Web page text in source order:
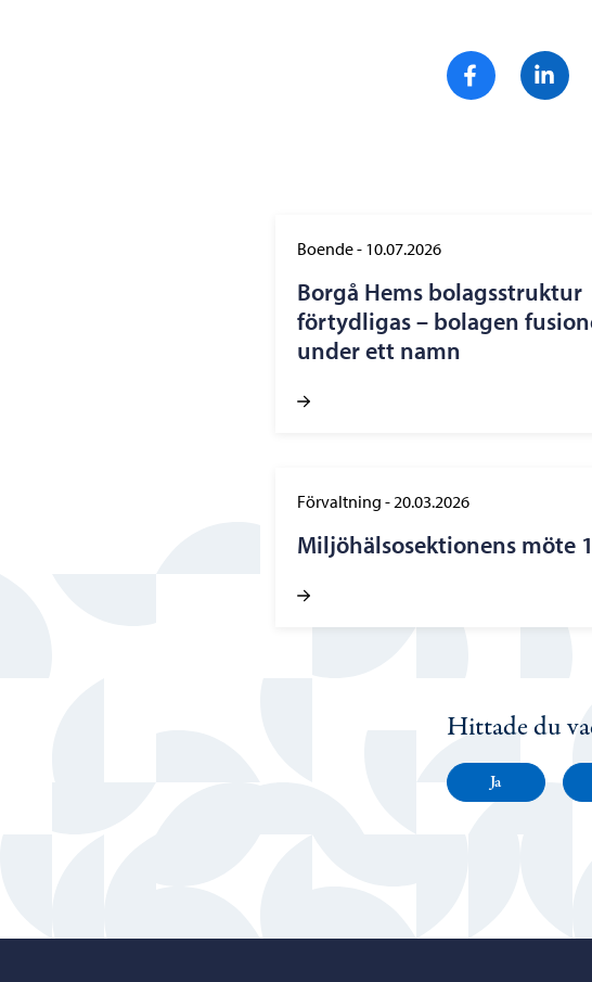
Dela på
Boende- 10.07.2026
Borgå Hems bolagsstruktur
förtydligas – bolagen
under ett namn
Förvaltning -20.03.2026
Miljöhälsosektionens möte
Hittade du
Ja